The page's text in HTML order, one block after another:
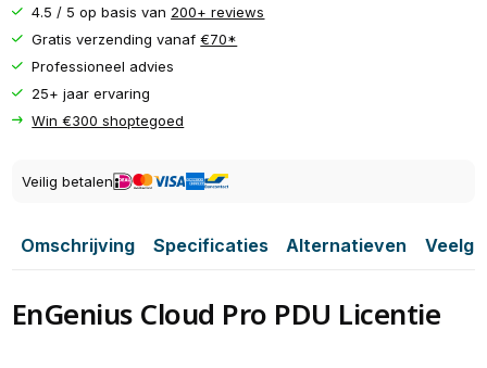
4.5 / 5 op basis van 200+ reviews
Gratis verzending vanaf€70*
Professioneel advies
25+ jaar ervaring
Win €300 shoptegoed
Veilig betalen
Omschrijving Specificaties Alternatieven
EnGenius Cloud Pro PDU Licentie